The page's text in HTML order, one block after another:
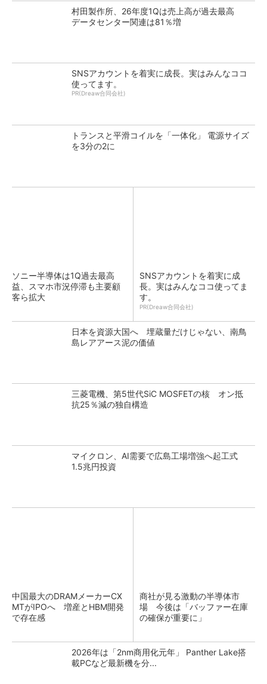
村田製作所、26年度1Qは売上高が過去最高
データセンター関連は81％増
SNSアカウントを着実に成長。実はみんなココ
使ってます。
PR(Dreaw合同会社)
トランスと平滑コイルを「一体化」 電源サイズ
を3分の2に
ソニー半導体は1Q過去最高
益、スマホ市況停滞も主要顧
客ら拡大
SNSアカウントを着実に成
長。実はみんなココ使ってま
す。
PR(Dreaw合同会社)
日本を資源大国へ 埋蔵量だけじゃない、南鳥
島レアアース泥の価値
三菱電機、第5世代SiC MOSFETの核 オン抵
抗25％減の独自構造
マイクロン、AI需要で広島工場増強へ起工式
1.5兆円投資
中国最大のDRAMメーカーCX
MTがIPOへ 増産とHBM開発
で存在感
商社が見る激動の半導体市
場 今後は「バッファー在庫
の確保が重要に」
2026年は「2nm商用化元年」 Panther Lake搭
載PCなど最新機を分...